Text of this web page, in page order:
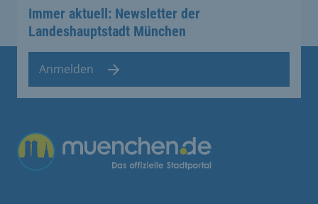
Immer aktuell: Newsletter der
Landeshauptstadt München
Anmelden
Übergreifende Links